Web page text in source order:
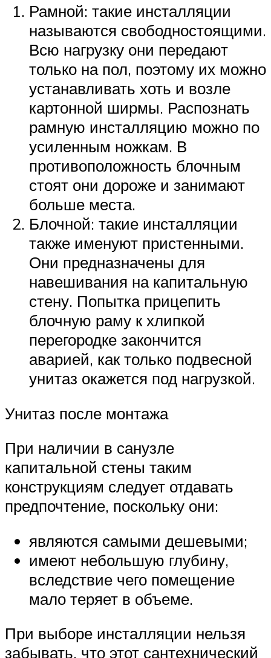
Рамной: такие инсталляции
называются свободностоящими.
Всю нагрузку они передают
только на пол, поэтому их можно
устанавливать хоть и возле
картонной ширмы. Распознать
рамную инсталляцию можно по
усиленным ножкам. В
противоположность блочным
стоят они дороже и занимают
больше места.
Блочной: такие инсталляции
также именуют пристенными.
Они предназначены для
навешивания на капитальную
стену. Попытка прицепить
блочную раму к хлипкой
перегородке закончится
аварией, как только подвесной
унитаз окажется под нагрузкой.
Унитаз после монтажа
При наличии в санузле
капитальной стены таким
конструкциям следует отдавать
предпочтение, поскольку они:
являются самыми дешевыми;
имеют небольшую глубину,
вследствие чего помещение
мало теряет в объеме.
При выборе инсталляции нельзя
забывать, что этот сантехнический